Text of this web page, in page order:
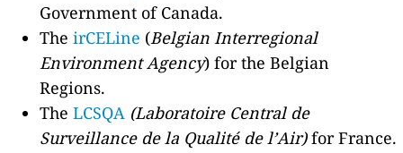
Government of Canada.
TheirCELine (Belgian Interregional
Environment Agency) for the Belgian
Regions.
TheLCSQA (Laboratoire Central de
Surveillance de la Qualité de l’Air)for France.